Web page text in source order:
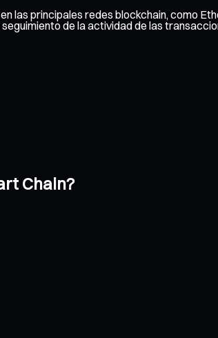
las principales redes blockchain, como
de la actividad de las
Chain?